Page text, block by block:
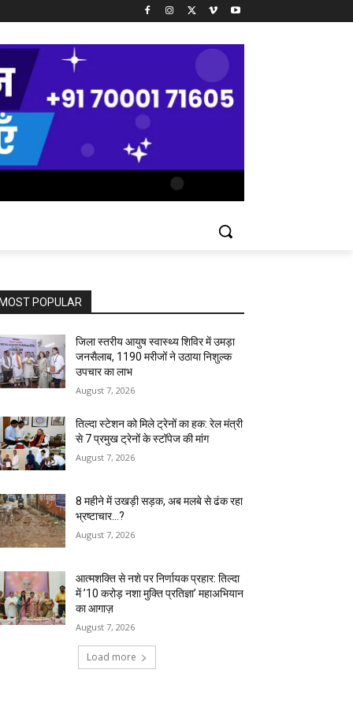
MOST POPULAR
जिला स्तरीय आयुष स्वास्थ्य शिविर में उमड़ा
जनसैलाब, 1190 मरीजों ने उठाया निशुल्क
उपचार का लाभ
August 7, 2026
तिल्दा स्टेशन को मिले ट्रेनों का हक: रेल मंत्री
से 7 प्रमुख ट्रेनों के स्टॉपेज की मांग
August 7, 2026
8 महीने में उखड़ी सड़क, अब मलबे से ढंक रहा
भ्रष्टाचार…?
August 7, 2026
आत्मशक्ति से नशे पर निर्णायक प्रहार: तिल्दा
में ’10 करोड़ नशा मुक्ति प्रतिज्ञा’ महाअभियान
का आगाज़
August 7, 2026
Load more